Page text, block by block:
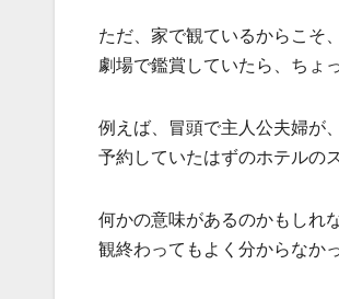
ただ、家で観ているからこそ
劇場で鑑賞していたら、ちょ
例えば、冒頭で主人公夫婦が、
予約していたはずのホテルの
何かの意味があるのかもしれ
観終わってもよく分からなかっ